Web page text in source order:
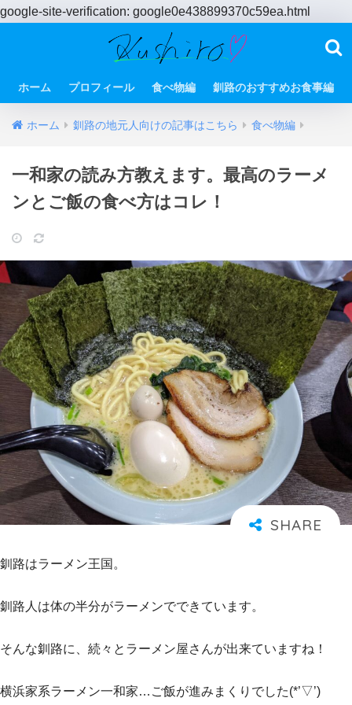
google-site-verification: google0e438899370c59ea.html
ホーム プロフィール 食べ物編 釧路のおすすめお食事編
ホーム 釧路の地元人向けの記事はこちら 食べ物編
一和家の読み方教えます。最高のラーメ
ンとご飯の食べ方はコレ！
釧路はラーメン王国。
釧路人は体の半分がラーメンでできています。
そんな釧路に、続々とラーメン屋さんが出来ていますね！
横浜家系ラーメン一和家…ご飯が進みまくりでした(*’▽’)